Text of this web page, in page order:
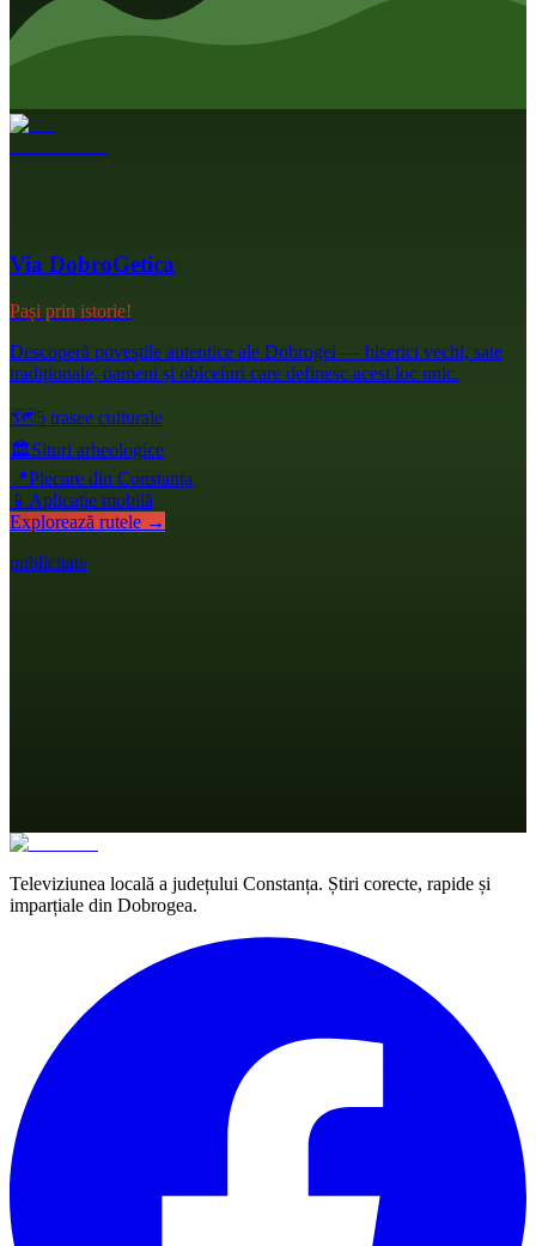
Via DobroGetica
Pași prin istorie!
Descoperă poveștile autentice ale Dobrogei — biserici vechi, sate
tradiționale, oameni și obiceiuri care definesc acest loc unic.
🗺️5 trasee culturale
🏛️Situri arheologice
📍Plecare din Constanța
📱 Aplicație mobilă
Explorează rutele →
publicitate
Televiziunea locală a județului Constanța. Știri corecte, rapide și
imparțiale din Dobrogea.